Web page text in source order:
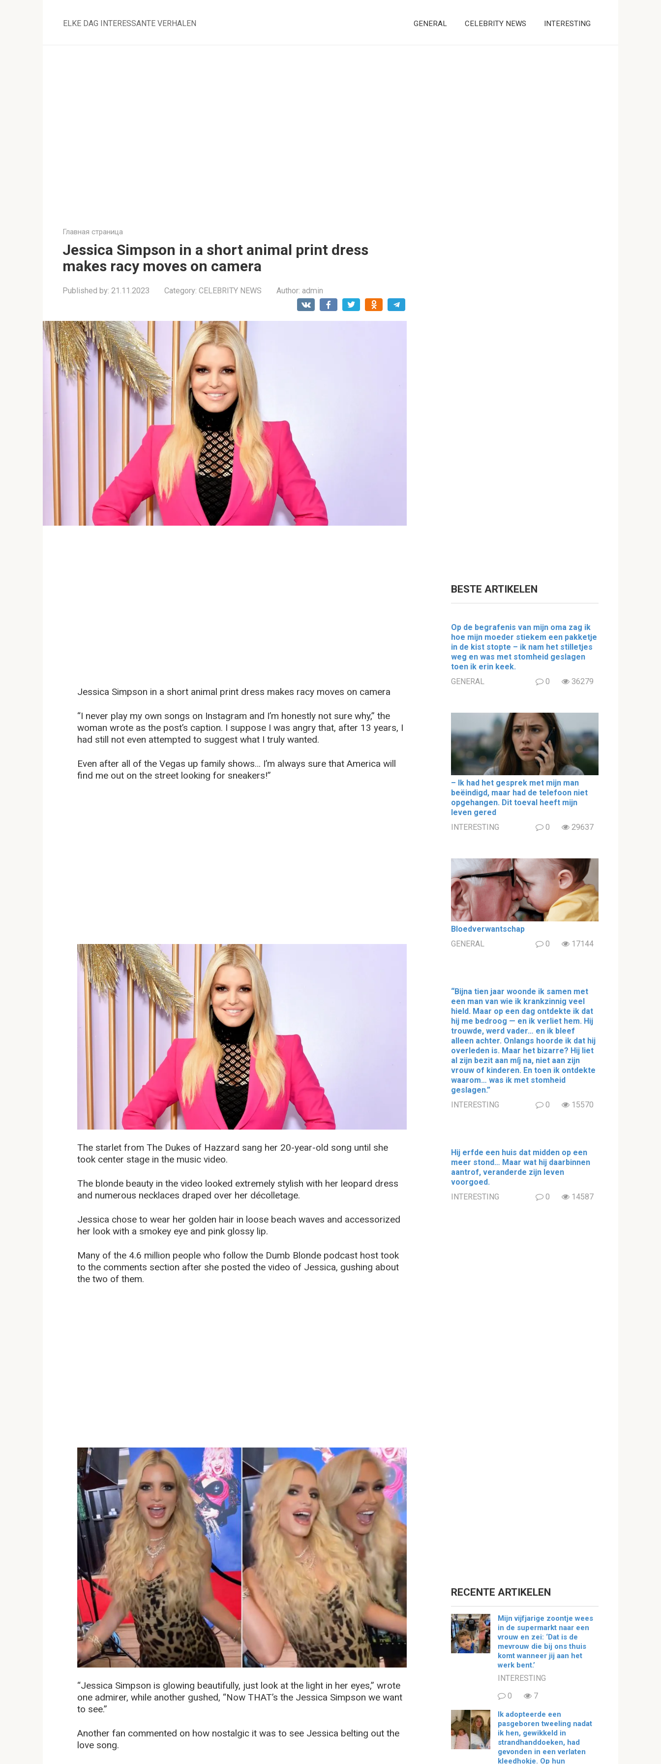
ELKE DAG INTERESSANTE VERHALEN GENERAL CELEBRITY NEWS INTERESTING
Главная страница
Jessica Simpson in a short animal print dress
makes rаcy moves on camera
Published by: 21.11.2023 Category: CELEBRITY NEWS Author: admin
Jessica Simpson in a short animal print dress makes rаcy moves on camera
“I never play my own songs on Instagram and I’m honestly not sure why,” the
woman wrote as the post’s caption. I suppose I was angry that, after 13 years, I
had still not even attempted to suggest what I truly wanted.
Even after all of the Vegas up family shows… I’m always sure that America will
find me out on the street looking for sneakers!”
The starlet from The Dukes of Hazzard sang her 20-year-old song until she
took center stage in the music video.
The blonde beauty in the video looked extremely stylish with her leopard dress
and numerous necklaces draped over her décolletage.
Jessica chose to wear her golden hair in loose beach waves and accessorized
her look with a smokey eye and pink glossy lip.
Many of the 4.6 million people who follow the Dumb Blonde podcast host took
to the comments section after she posted the video of Jessica, gushing about
the two of them.
“Jessica Simpson is glowing beautifully, just look at the light in her eyes,” wrote
one admirer, while another gushed, “Now THAT’s the Jessica Simpson we want
to see.”
Another fan commented on how nostalgic it was to see Jessica belting out the
love song.
BESTE ARTIKELEN
Op de begrafenis van mijn oma zag ik
hoe mijn moeder stiekem een pakketje
in de kist stopte – ik nam het stilletjes
weg en was met stomheid geslagen
toen ik erin keek.
GENERAL
0 36279
– Ik had het gesprek met mijn man
beëindigd, maar had de telefoon niet
opgehangen. Dit toeval heeft mijn
leven gered
INTERESTING
0 29637
Bloedverwantschap
GENERAL
0 17144
“Bijna tien jaar woonde ik samen met
een man van wie ik krankzinnig veel
hield. Maar op een dag ontdekte ik dat
hij me bedroog — en ik verliet hem. Hij
trouwde, werd vader… en ik bleef
alleen achter. Onlangs hoorde ik dat hij
overleden is. Maar het bizarre? Hij liet
al zijn bezit aan míj na, niet aan zijn
vrouw of kinderen. En toen ik ontdekte
waarom… was ik met stomheid
geslagen.”
INTERESTING
0 15570
Hij erfde een huis dat midden op een
meer stond… Maar wat hij daarbinnen
aantrof, veranderde zijn leven
voorgoed.
INTERESTING
0 14587
RECENTE ARTIKELEN
Mijn vijfjarige zoontje wees
in de supermarkt naar een
vrouw en zei: ‘Dat is de
mevrouw die bij ons thuis
komt wanneer jij aan het
werk bent.’
INTERESTING
0
7
Ik adopteerde een
pasgeboren tweeling nadat
ik hen, gewikkeld in
strandhanddoeken, had
gevonden in een verlaten
kleedhokje. Op hun